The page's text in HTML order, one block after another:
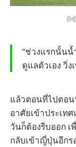
ทิ
“ช่วงแรกนั้นน้
ดูแลตัวเอง วิ่
แล้วตอนที่ไปตอน
อาศัยเข้าประเท
วันก็ต้องรีบออก
กลับเข้าญี่ปุ่นอีกร